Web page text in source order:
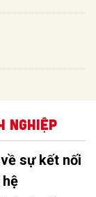
nghiệp
sự kết nối